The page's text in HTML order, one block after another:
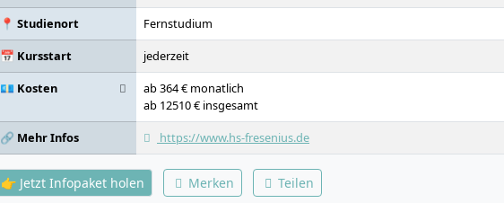
📍 Studienort
Fernstudium
📅 Kursstart
jederzeit
💶 Kosten
ab 364 € monatlich
ab 12510 € insgesamt
🔗 Mehr Infos
https://www.hs-fresenius.de
👉 Jetzt Infopaket holen Merken Teilen